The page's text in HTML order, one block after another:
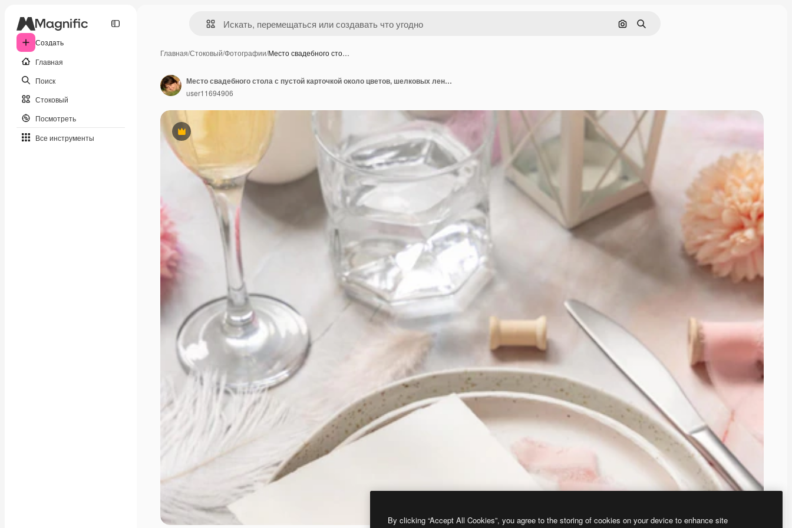
Создать
Главная
Поиск
Стоковый
Посмотреть
Все инструменты
Поиск по изображению
Поиск
Главная/Стоковый/Фотографии/Место свадебного сто…
Премиум
Место свадебного стола с пустой карточкой около цветов, шелковых лент и пер, крупного плана. Романтическая сцена с вертикальным макетом бумажной карты на тарелке на мраморном столе
user11694906
By clicking “Accept All Cookies”, you agree to the storing of cookies on your device to enhance site